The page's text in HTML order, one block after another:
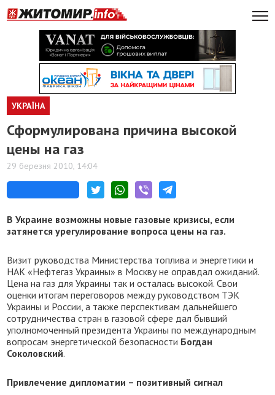
УКРАЇНА
Сформулирована причина высокой
цены на газ
29 березня 2010, 14:04
В Украине возможны новые газовые кризисы, если
затянется урегулирование вопроса цены на газ.
Визит руководства Министерства топлива и энергетики и
НАК «Нефтегаз Украины» в Москву не оправдал ожиданий.
Цена на газ для Украины так и осталась высокой. Свои
оценки итогам переговоров между руководством ТЭК
Украины и России, а также перспективам дальнейшего
сотрудничества стран в газовой сфере дал бывший
уполномоченный президента Украины по международным
вопросам энергетической безопасности Богдан
Соколовский.
Привлечение дипломатии – позитивный сигнал